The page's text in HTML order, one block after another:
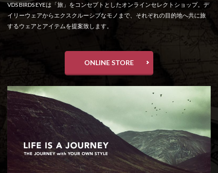
VDS BIRDS EYEは「旅」をコンセプトとしたオンラインセレクトショップ。デ
イリーウェアからエクスクルーシブなモノまで、それぞれの目的地へ共に旅
するウェアとアイテムを提案致します。
ONLINE STORE